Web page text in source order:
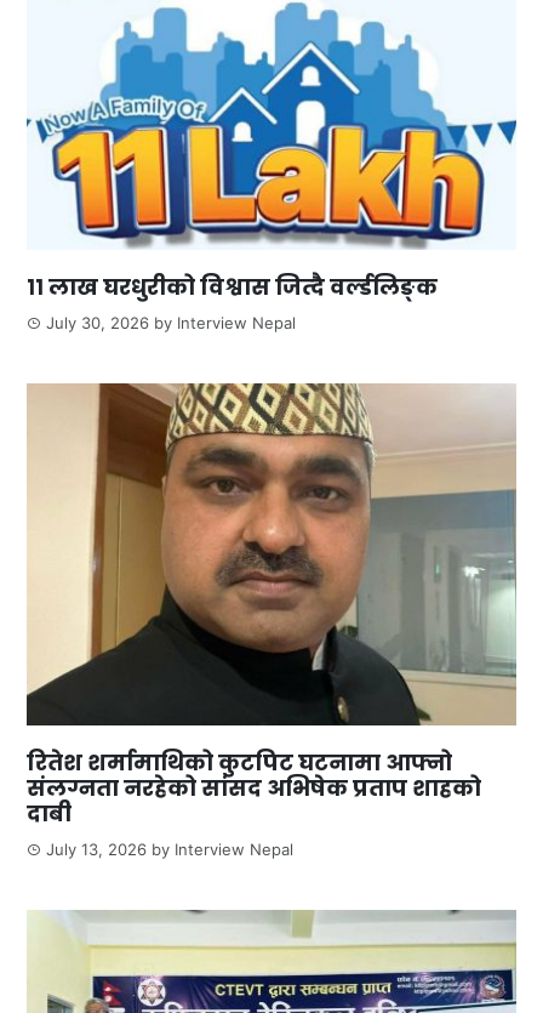
११ लाख घरधुरीको विश्वास जित्दै वर्ल्डलिङ्क
July 30, 2026 by Interview Nepal
रितेश शर्मामाथिको कुटपिट घटनामा आफ्नो
संलग्नता नरहेको सांसद अभिषेक प्रताप शाहको
दाबी
July 13, 2026 by Interview Nepal